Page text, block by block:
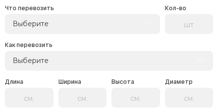
Что перевозить
Выберите
Кол-во
Как перевозить
Выберите
Длина Ширина Высота Диаметр